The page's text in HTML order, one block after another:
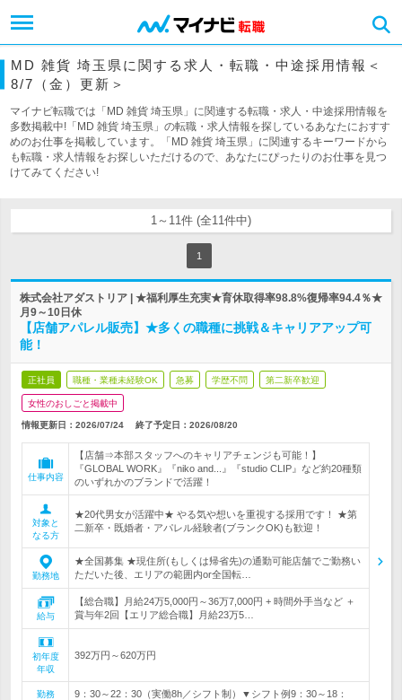
MD 雑貨 埼玉県に関する求人・転職・中途採用情報＜
8/7（金）更新＞
マイナビ転職では「MD 雑貨 埼玉県」に関連する転職・求人・中途採用情報を
多数掲載中!「MD 雑貨 埼玉県」の転職・求人情報を探しているあなたにおすす
めのお仕事を掲載しています。「MD 雑貨 埼玉県」に関連するキーワードから
も転職・求人情報をお探しいただけるので、あなたにぴったりのお仕事を見つ
けてみてください!
1～11件 (全11件中)
1
株式会社アダストリア | ★福利厚生充実★育休取得率98.8%復帰率94.4％★
月9～10日休
【店舗アパレル販売】★多くの職種に挑戦＆キャリアアップ可
能！
正社員 職種・業種未経験OK 急募 学歴不問 第二新卒歓迎
女性のおしごと掲載中
情報更新日：2026/07/24 終了予定日： 2026/08/20
仕事内容
【店舗⇒本部スタッフへのキャリアチェンジも可能！】
『GLOBAL WORK』『niko and...』『studio CLIP』など約20種類
のいずれかのブランドで活躍！
対象と
なる方
★20代男女が活躍中★ やる気や想いを重視する採用です！ ★第
二新卒・既婚者・アパレル経験者(ブランクOK)も歓迎！
勤務地
★全国募集 ★現住所(もしくは帰省先)の通勤可能店舗でご勤務い
ただいた後、エリアの範囲内or全国転…
給与
【総合職】月給24万5,000円～36万7,000円 + 時間外手当など ＋
賞与年2回【エリア総合職】月給23万5…
初年度
年収
392万円～620万円
勤務
9：30～22：30（実働8h／シフト制）▼シフト例9：30～18：